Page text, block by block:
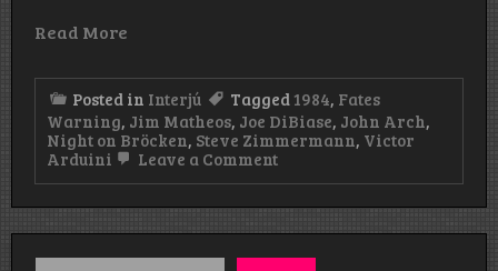
Read More
Posted in Interjú Tagged 1984, Fates
Warning, Jim Matheos, Joe DiBiase, John Arch,
Night on Bröcken, Steve Zimmermann, Victor
Arduini
Leave a Commenton
that
show,
we